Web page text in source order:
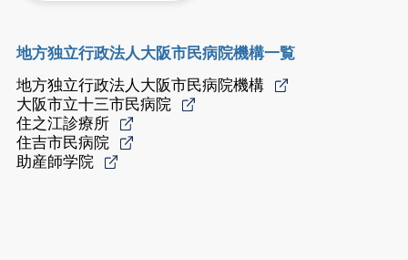
地方独立行政法人大阪市民病院機構一覧
地方独立行政法人大阪市民病院機構
大阪市立十三市民病院
住之江診療所
住吉市民病院
助産師学院